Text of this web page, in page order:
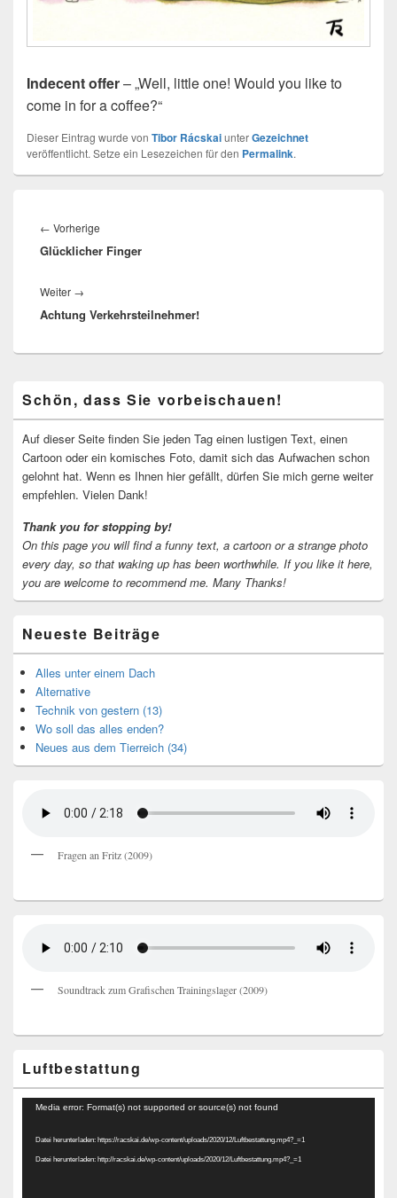
Indecent offer– „Well, little one! Would you like to
come in for a coffee?“
Dieser Eintrag wurde von Tibor RácskaiunterGezeichnet
veröffentlicht. Setze ein Lesezeichen für den Permalink.
← Vorherige
Beitrag:
Glücklicher Finger
Weiter →
Beitrag:
Achtung Verkehrsteilnehmer!
Seitenleisten-
Widgetbereich
Schön, dass Sie vorbeischauen!
Auf dieser Seite finden Sie jeden Tag einen lustigen Text, einen
Cartoon oder ein komisches Foto, damit sich das Aufwachen schon
gelohnt hat. Wenn es Ihnen hier gefällt, dürfen Sie mich gerne weiter
empfehlen. Vielen Dank!
Thank you for stopping by!
On this page you will find a funny text, a cartoon or a strange photo
every day, so that waking up has been worthwhile. If you like it here,
you are welcome to recommend me. Many Thanks!
Neueste Beiträge
Alles unter einem Dach
Alternative
Technik von gestern (13)
Wo soll das alles enden?
Neues aus dem Tierreich (34)
Fragen an Fritz (2009)
Soundtrack zum Grafischen Trainingslager (2009)
Luftbestattung
Video-
Media error: Format(s) not supported or source(s) not found
Datei herunterladen: https://racskai.de/wp-content/uploads/2020/12/Luftbestattung.mp4?_=1
Datei herunterladen: http://racskai.de/wp-content/uploads/2020/12/Luftbestattung.mp4?_=1